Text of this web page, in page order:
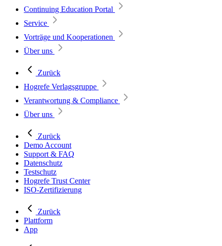
Continuing Education Portal
Service
Vorträge und Kooperationen
Über uns
Zurück
Hogrefe Verlagsgruppe
Verantwortung & Compliance
Über uns
Zurück
Demo Account
Support & FAQ
Datenschutz
Testschutz
Hogrefe Trust Center
ISO-Zertifizierung
Zurück
Plattform
App